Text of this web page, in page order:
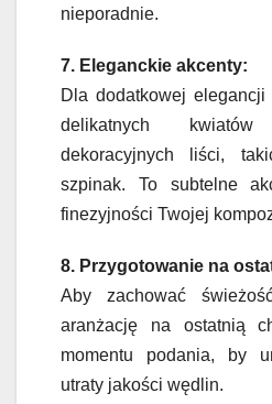
nieporadnie.
7. Eleganckie akcenty:
Dla dodatkowej
delikatnych
dekoracyjnych liści,
szpinak. To subtelne
finezyjności Twojej
8. Przygotowanie na
Aby zachować
aranżację na ostatnią
momentu podania, by
utraty jakości wędlin.